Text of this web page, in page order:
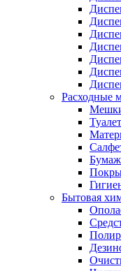
Расходные
Бытовая